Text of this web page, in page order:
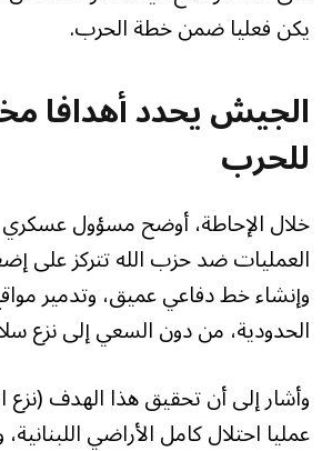
يكن فعليا ضمن خطة الحرب.
الجيش يحدد أهدافا
للحرب
خلال الإحاطة، أوضح مسؤول
العمليات ضد حزب الله تتركز على
وإنشاء خط دفاعي عميق، وتدمير
الحدودية، من دون السعي إلى نزع
وأشار إلى أن تحقيق هذا الهدف
عمليا احتلال كامل الأراضي